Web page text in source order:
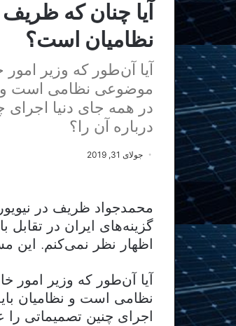
آیا چنان که
نظامیان است؟
آیا آن‌طور که وزیر
موضوعی نظامی است و
در همه جای دنیا اجرای
درباره آن را؟
جولای 31, 2019
محمدجواد ظریف در
گزینه‌های ایران در تقابل
اظهار نظر نمی‌کنم. این
آیا آن‌طور که وزیر امور
نظامی است و نظامیان
اجرای چنین تصمیماتی را